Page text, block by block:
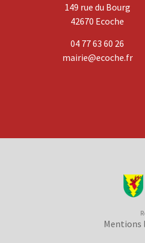
149 rue du Bourg
42670 Ecoche
04 77 63 60 26
mairie@ecoche.fr
Mentions